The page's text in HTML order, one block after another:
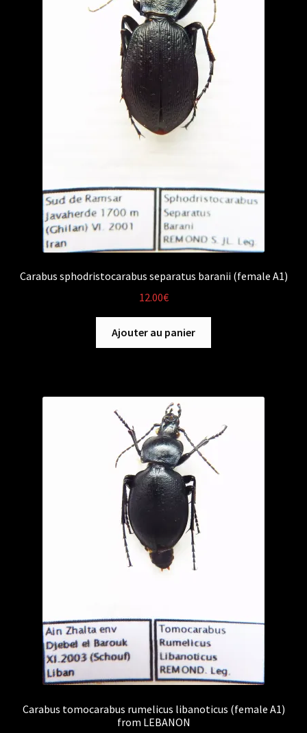
Carabus sphodristocarabus separatus baranii (female A1)
12.00€
Ajouter au panier
Carabus tomocarabus rumelicus libanoticus (female A1)
from LEBANON